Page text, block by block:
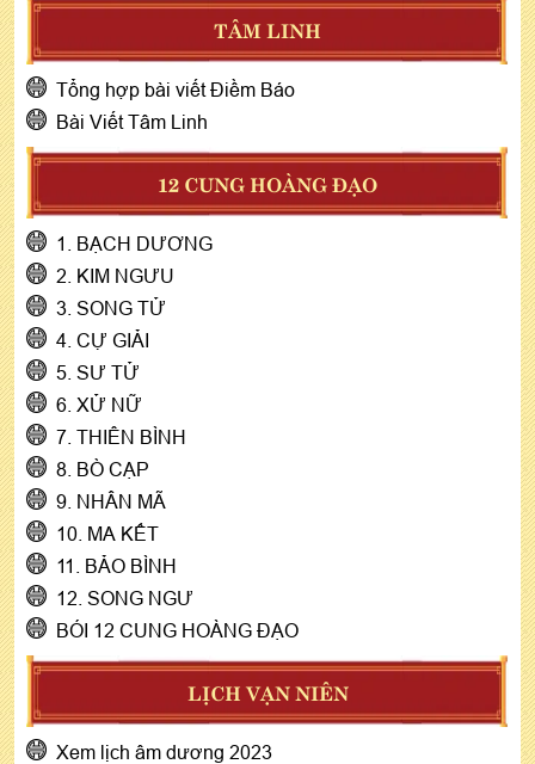
TÂM LINH
Tổng hợp bài viết Điềm Báo
Bài Viết Tâm Linh
12 CUNG HOÀNG ĐẠO
1. BẠCH DƯƠNG
2. KIM NGƯU
3. SONG TỬ
4. CỰ GIẢI
5. SƯ TỬ
6. XỬ NỮ
7. THIÊN BÌNH
8. BÒ CẠP
9. NHÂN MÃ
10. MA KẾT
11. BẢO BÌNH
12. SONG NGƯ
BÓI 12 CUNG HOÀNG ĐẠO
LỊCH VẠN NIÊN
Xem lịch âm dương 2023